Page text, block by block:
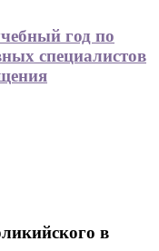
год по
специалистов
в